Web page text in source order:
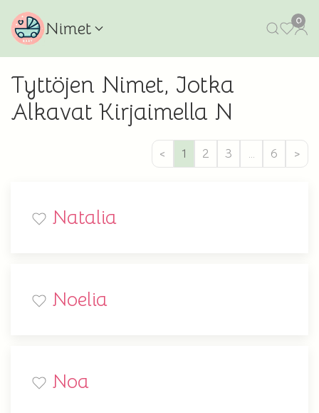
Nimet 0
Tyttöjen Nimet, Jotka
Alkavat Kirjaimella N
< 1 2 3 … 6 >
Natalia
Noelia
Noa